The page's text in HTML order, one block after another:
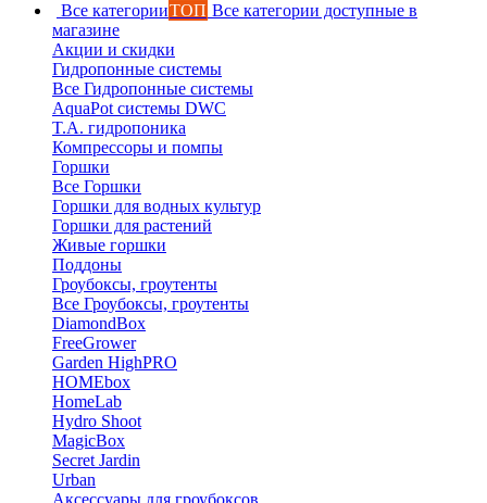
Все категорииТОП Все категории доступные в
магазине
Акции и скидки
Гидропонные системы
Все Гидропонные системы
AquaPot системы DWC
T.A. гидропоника
Компрессоры и помпы
Горшки
Все Горшки
Горшки для водных культур
Горшки для растений
Живые горшки
Поддоны
Гроубоксы, гроутенты
Все Гроубоксы, гроутенты
DiamondBox
FreeGrower
Garden HighPRO
HOMEbox
HomeLab
Hydro Shoot
MagicBox
Secret Jardin
Urban
Аксессуары для гроубоксов